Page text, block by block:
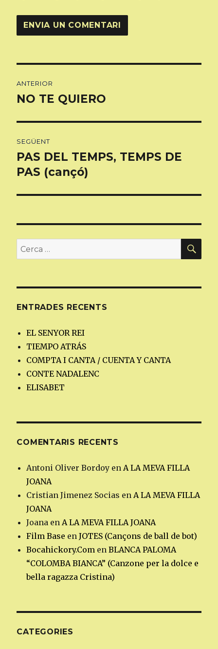
d'entrades
ANTERIOR
Entrada
NO TE QUIERO
SEGÜENT
Entrada
següent:
PAS DEL TEMPS, TEMPS DE
PAS (cançó)
Cerca:
ENTRADES RECENTS
EL SENYOR REI
TIEMPO ATRÁS
COMPTA I CANTA / CUENTA Y CANTA
CONTE NADALENC
ELISABET
COMENTARIS RECENTS
Antoni Oliver Bordoy en A LA MEVA FILLA
JOANA
Cristian Jimenez Socias en A LA MEVA FILLA
JOANA
Joana en A LA MEVA FILLA JOANA
Film Base enJOTES (Cançons de ball de bot)
Bocahickory.Com enBLANCA PALOMA
“COLOMBA BIANCA” (Canzone per la dolce e
bella ragazza Cristina)
CATEGORIES